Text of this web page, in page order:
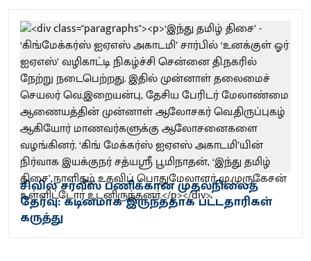
சிவில் சர்வீஸ் பணிக்கான முதல்நிலைத்
தேர்வு: கடினமாக இருந்ததாக பட்டதாரிகள்
கருத்து